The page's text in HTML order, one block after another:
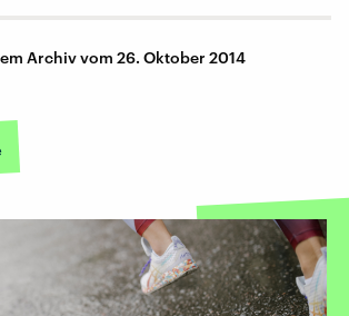
Archiv vom 26. Oktober 2014